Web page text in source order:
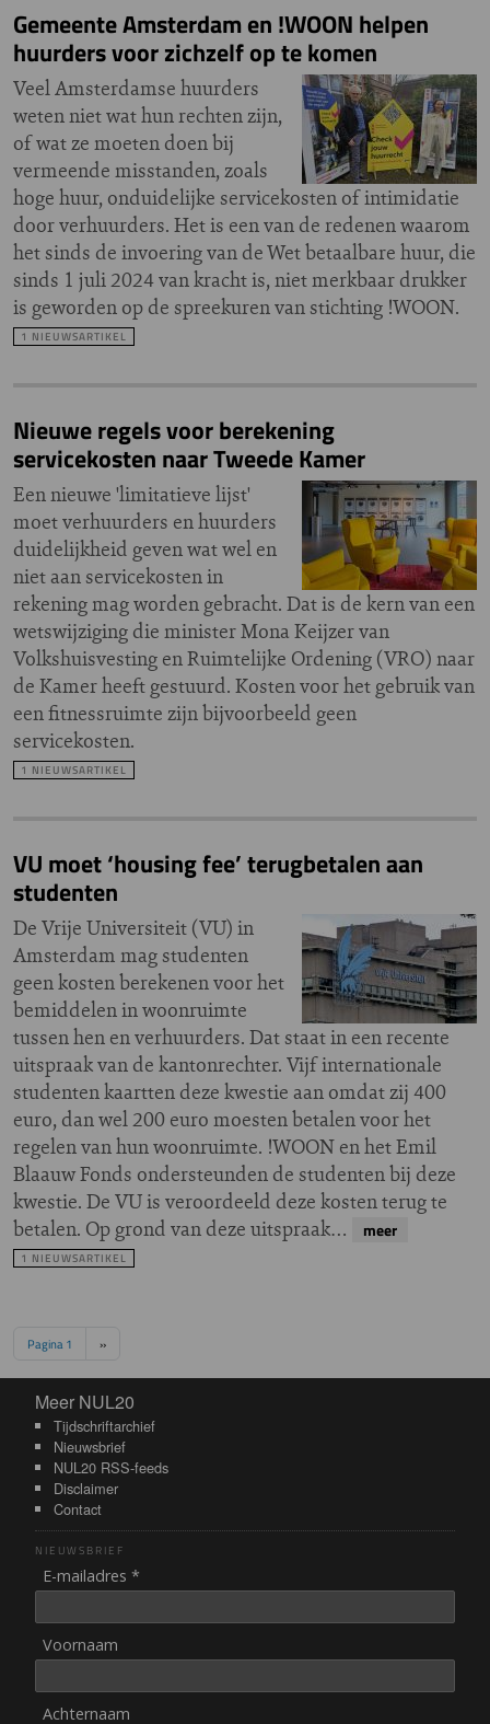
Gemeente Amsterdam en !WOON helpen
huurders voor zichzelf op te komen
Veel Amsterdamse huurders
weten niet wat hun rechten zijn,
of wat ze moeten doen bij
vermeende misstanden, zoals
hoge huur, onduidelijke servicekosten of intimidatie
door verhuurders. Het is een van de redenen waarom
het sinds de invoering van de Wet betaalbare huur, die
sinds 1 juli 2024 van kracht is, niet merkbaar drukker
is geworden op de spreekuren van stichting !WOON.
1 NIEUWSARTIKEL
Nieuwe regels voor berekening
servicekosten naar Tweede Kamer
Een nieuwe 'limitatieve lijst'
moet verhuurders en huurders
duidelijkheid geven wat wel en
niet aan servicekosten in
rekening mag worden gebracht. Dat is de kern van een
wetswijziging die minister Mona Keijzer van
Volkshuisvesting en Ruimtelijke Ordening (VRO) naar
de Kamer heeft gestuurd. Kosten voor het gebruik van
een fitnessruimte zijn bijvoorbeeld geen
servicekosten.
1 NIEUWSARTIKEL
VU moet ‘housing fee’ terugbetalen aan
studenten
De Vrije Universiteit (VU) in
Amsterdam mag studenten
geen kosten berekenen voor het
bemiddelen in woonruimte
tussen hen en verhuurders. Dat staat in een recente
uitspraak van de kantonrechter. Vijf internationale
studenten kaartten deze kwestie aan omdat zij 400
euro, dan wel 200 euro moesten betalen voor het
regelen van hun woonruimte. !WOON en het Emil
Blaauw Fonds ondersteunden de studenten bij deze
kwestie. De VU is veroordeeld deze kosten terug te
betalen. Op grond van deze uitspraak…
meer
1 NIEUWSARTIKEL
Paginering
Pagina 1 Volgende pagina
››
Meer NUL20
Meer NUL20
Tijdschriftarchief
Nieuwsbrief
NUL20 RSS-feeds
Disclaimer
Contact
NIEUWSBRIEF
E-mailadres *
Voornaam
Achternaam